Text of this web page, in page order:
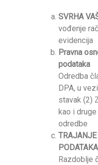
SVRHA
vođenje
evidencija
Pravna
podataka
Odredba
DPA, u
stavak (2)
kao i
odredbe
TRAJANJE
PODATAKA
Razdoblje